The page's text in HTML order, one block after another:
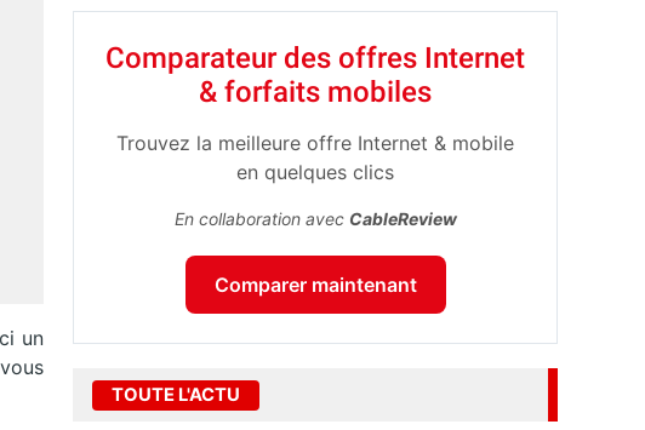
un
Comparateur des offres Internet
& forfaits mobiles
Trouvez la meilleure offre Internet & mobile
en quelques clics
En collaboration avec CableReview
Comparer maintenant
TOUTE L'ACTU